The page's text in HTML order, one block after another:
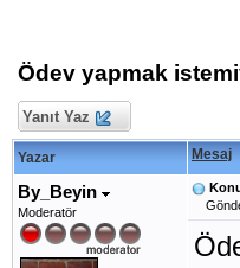
Ödev yapmak
Yanıt Yaz
Yazar Mesaj
By_Beyin
Moderatör